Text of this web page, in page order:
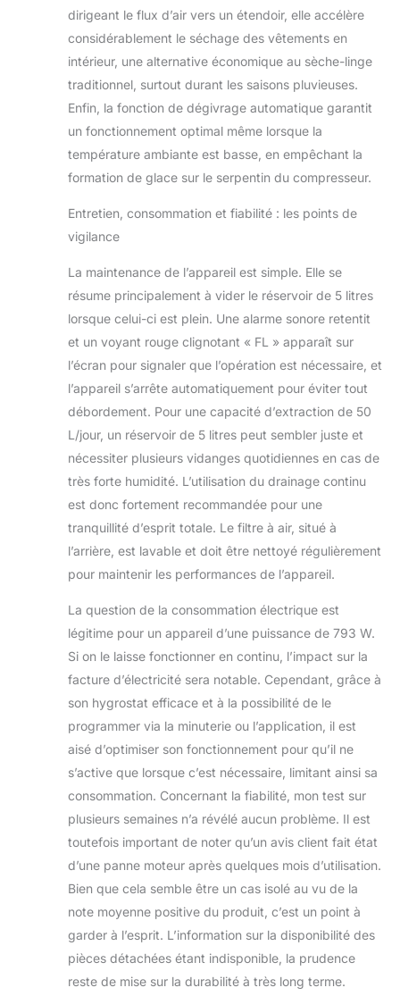
dirigeant le flux d’air vers un étendoir, elle accélère
considérablement le séchage des vêtements en
intérieur, une alternative économique au sèche-linge
traditionnel, surtout durant les saisons pluvieuses.
Enfin, la fonction de dégivrage automatique garantit
un fonctionnement optimal même lorsque la
température ambiante est basse, en empêchant la
formation de glace sur le serpentin du compresseur.
Entretien, consommation et fiabilité : les points de
vigilance
La maintenance de l’appareil est simple. Elle se
résume principalement à vider le réservoir de 5 litres
lorsque celui-ci est plein. Une alarme sonore retentit
et un voyant rouge clignotant « FL » apparaît sur
l’écran pour signaler que l’opération est nécessaire, et
l’appareil s’arrête automatiquement pour éviter tout
débordement. Pour une capacité d’extraction de 50
L/jour, un réservoir de 5 litres peut sembler juste et
nécessiter plusieurs vidanges quotidiennes en cas de
très forte humidité. L’utilisation du drainage continu
est donc fortement recommandée pour une
tranquillité d’esprit totale. Le filtre à air, situé à
l’arrière, est lavable et doit être nettoyé régulièrement
pour maintenir les performances de l’appareil.
La question de la consommation électrique est
légitime pour un appareil d’une puissance de 793 W.
Si on le laisse fonctionner en continu, l’impact sur la
facture d’électricité sera notable. Cependant, grâce à
son hygrostat efficace et à la possibilité de le
programmer via la minuterie ou l’application, il est
aisé d’optimiser son fonctionnement pour qu’il ne
s’active que lorsque c’est nécessaire, limitant ainsi sa
consommation. Concernant la fiabilité, mon test sur
plusieurs semaines n’a révélé aucun problème. Il est
toutefois important de noter qu’un avis client fait état
d’une panne moteur après quelques mois d’utilisation.
Bien que cela semble être un cas isolé au vu de la
note moyenne positive du produit, c’est un point à
garder à l’esprit. L’information sur la disponibilité des
pièces détachées étant indisponible, la prudence
reste de mise sur la durabilité à très long terme.